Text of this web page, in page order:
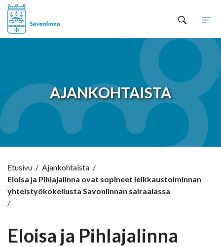
AJANKOHTAISTA
Etusivu / Ajankohtaista /
Eloisa ja Pihlajalinna ovat sopineet leikkaustoiminnan
yhteistyökokeilusta Savonlinnan sairaalassa
/
Eloisa ja Pihlajalinna